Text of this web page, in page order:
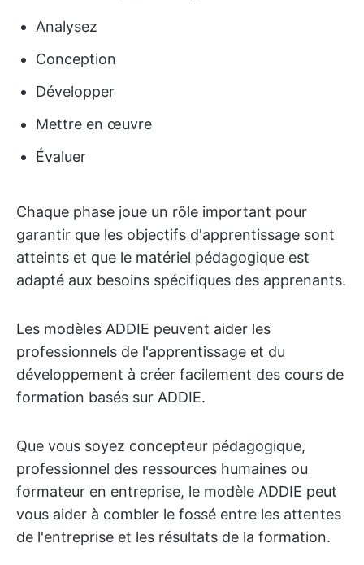
Analysez
Conception
Développer
Mettre en œuvre
Évaluer
Chaque phase joue un rôle important pour
garantir que les objectifs d'apprentissage sont
atteints et que le matériel pédagogique est
adapté aux besoins spécifiques des apprenants.
Les modèles ADDIE peuvent aider les
professionnels de l'apprentissage et du
développement à créer facilement des cours de
formation basés sur ADDIE.
Que vous soyez concepteur pédagogique,
professionnel des ressources humaines ou
formateur en entreprise, le modèle ADDIE peut
vous aider à combler le fossé entre les attentes
de l'entreprise et les résultats de la formation.